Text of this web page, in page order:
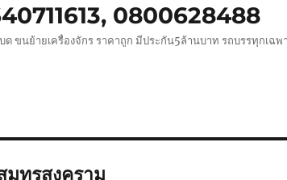
0800628488
ด ขนย้ายเครื่องจักร ราคาถูก มีประกัน5ล้านบาท รถบรรทุกเฉพ
ทรสงคราม